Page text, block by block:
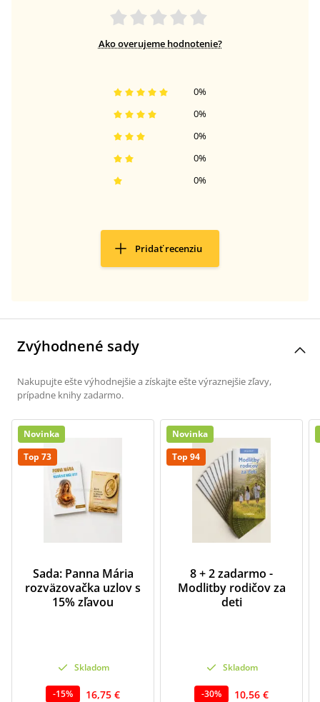
Ako overujeme hodnotenie?
0%
0%
0%
0%
0%
Pridať recenziu
Zvýhodnené sady
Nakupujte ešte výhodnejšie a získajte ešte výraznejšie zľavy,
prípadne knihy zadarmo.
Novinka
Top 73
Sada: Panna Mária
rozväzovačka uzlov s
15% zľavou
Skladom
-15% 16,75 €
Novinka
Top 94
8 + 2 zadarmo -
Modlitby rodičov za
deti
Skladom
-30% 10,56 €